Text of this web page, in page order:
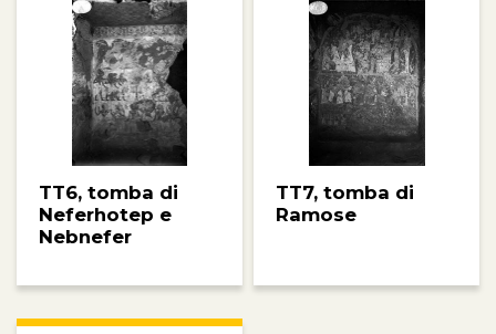
TT6, tomba di
Neferhotep e
Nebnefer
TT7, tomba di
Ramose